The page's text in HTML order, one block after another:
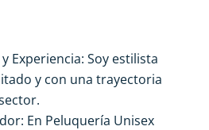
Experiencia: Soy estilista
y con una trayectoria
En Peluquería Unisex